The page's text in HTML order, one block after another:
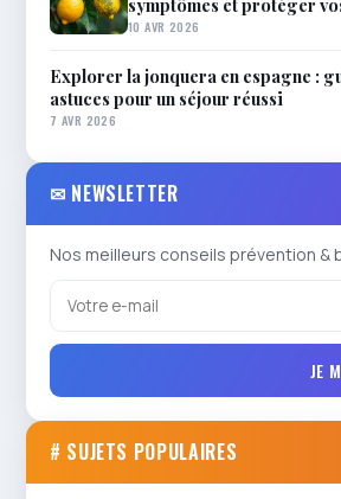
10 AVR 2026
Explorer la jonquera en espagne :
astuces pour un séjour réussi
7 AVR 2026
✉ NEWSLETTER
Nos meilleurs conseils prévention &
JE
# SUJETS POPULAIRES